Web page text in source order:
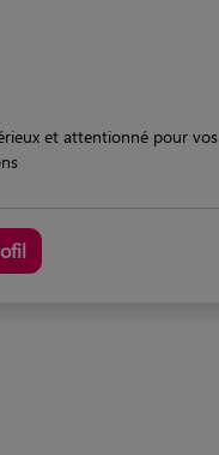
et attentionné pour vos